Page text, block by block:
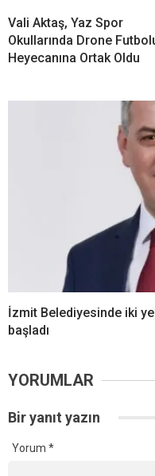
Vali Aktaş, Yaz Spor
Okullarında Drone
Heyecanına Ortak Oldu
İzmit Belediyesinde iki
başladı
YORUMLAR
Bir yanıt yazın
Yorum *